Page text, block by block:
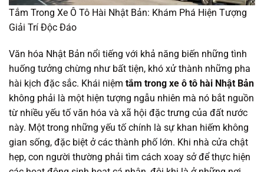
Tắm Trong Xe Ô Tô Hài Nhật Bản: Khám Phá Hiện Tượng
Giải Trí Độc Đáo
Văn hóa Nhật Bản nổi tiếng với khả năng biến những tình
huống tưởng chừng như bất tiện, khó xử thành những pha
hài kịch đặc sắc. Khái niệm tắm trong xe ô tô hài Nhật Bản
không phải là một hiện tượng ngẫu nhiên mà nó bắt nguồn
từ nhiều yếu tố văn hóa và xã hội đặc trưng của đất nước
này. Một trong những yếu tố chính là sự khan hiếm không
gian sống, đặc biệt ở các thành phố lớn. Khi nhà cửa chật
hẹp, con người thường phải tìm cách xoay sở để thực hiện